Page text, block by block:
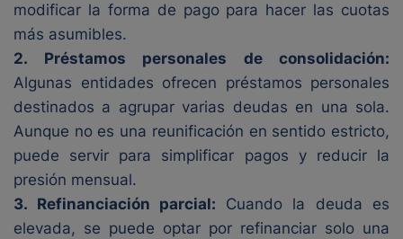
modificar la forma de pago para hacer las cuotas
más asumibles.
2. Préstamos personales de consolidación:
Algunas entidades ofrecen préstamos personales
destinados a agrupar varias deudas en una sola.
Aunque no es una reunificación en sentido estricto,
puede servir para simplificar pagos y reducir la
presión mensual.
3. Refinanciación parcial: Cuando la deuda es
elevada, se puede optar por refinanciar solo una